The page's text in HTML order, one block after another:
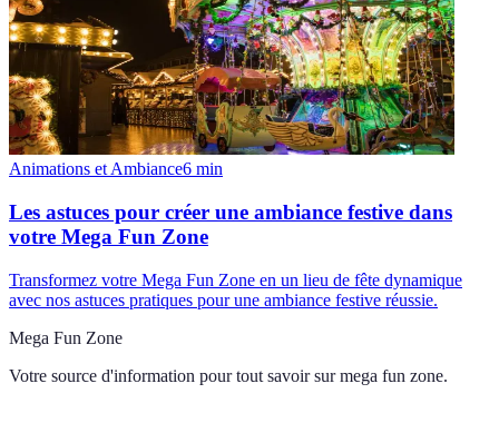
Animations et Ambiance6 min
Les astuces pour créer une ambiance festive dans
votre Mega Fun Zone
Transformez votre Mega Fun Zone en un lieu de fête dynamique
avec nos astuces pratiques pour une ambiance festive réussie.
Mega Fun Zone
Votre source d'information pour tout savoir sur mega fun zone.